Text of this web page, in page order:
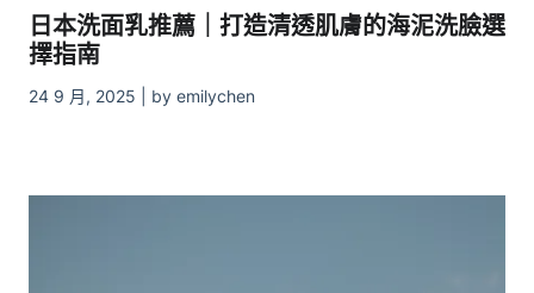
日本洗面乳推薦｜打造清透肌膚的海泥洗臉選
擇指南
24 9 月, 2025 | by emilychen